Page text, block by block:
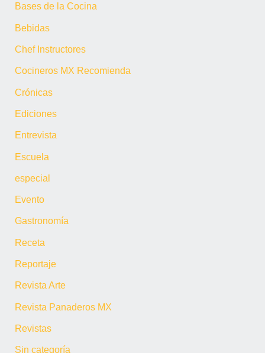
Bases de la Cocina
Bebidas
Chef Instructores
Cocineros MX Recomienda
Crónicas
Ediciones
Entrevista
Escuela
especial
Evento
Gastronomía
Receta
Reportaje
Revista Arte
Revista Panaderos MX
Revistas
Sin categoría